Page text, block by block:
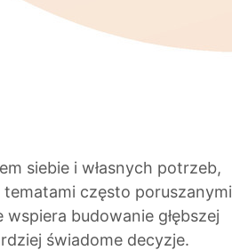
siebie i własnych potrzeb,
często poruszanymi
budowanie głębszej
świadome decyzje.